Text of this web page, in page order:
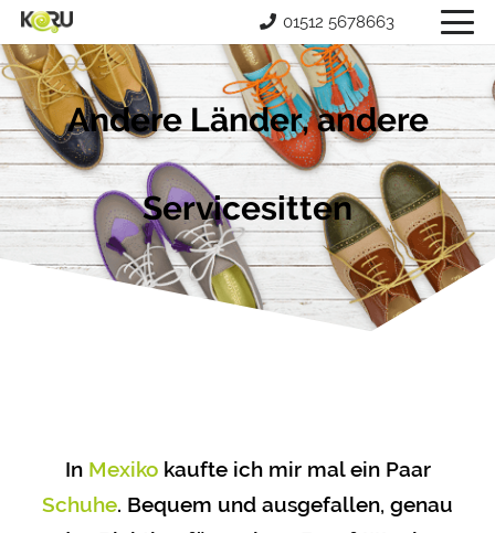
01512 5678663
Andere Länder, andere
Servicesitten
In Mexikokaufte ich mir mal ein Paar
Schuhe. Bequem und ausgefallen, genau